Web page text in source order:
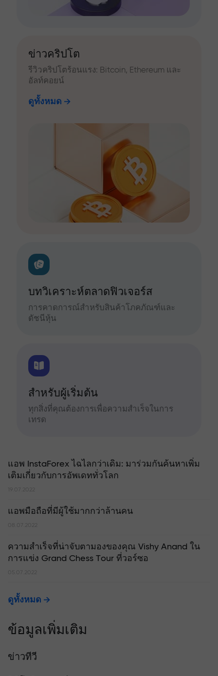
ข่าวคริปโต
รีวิวคริปโตร้อนแรง: Bitcoin, Ethereum และ
อัลท์คอยน์
ดูทั้งหมด
บทวิเคราะห์ตลาดฟิวเจอร์ส
การคาดการณ์สำหรับสินค้าโภคภัณฑ์และ
ดัชนีหุ้น
สำหรับผู้เริ่มต้น
ทุกสิ่งที่คุณต้องการเพื่อความสำเร็จในการ
เทรด
แอพ InstaForex ไฉไลกว่าเดิม: มาร่วมกันค้นหาเพิ่ม
เติมเกี่ยวกับการอัพเดททั่วโลก
19.07.2022
แอพมือถือที่มีผู้ใช้มากกว่าล้านคน
08.07.2022
ความสำเร็จที่น่าจับตามองของคุณ Vishy Anand ใน
การแข่ง Grand Chess Tour ที่วอร์ซอ
ดูทั้งหมด
ข้อมูลเพิ่มเติม
ข่าวทีวี